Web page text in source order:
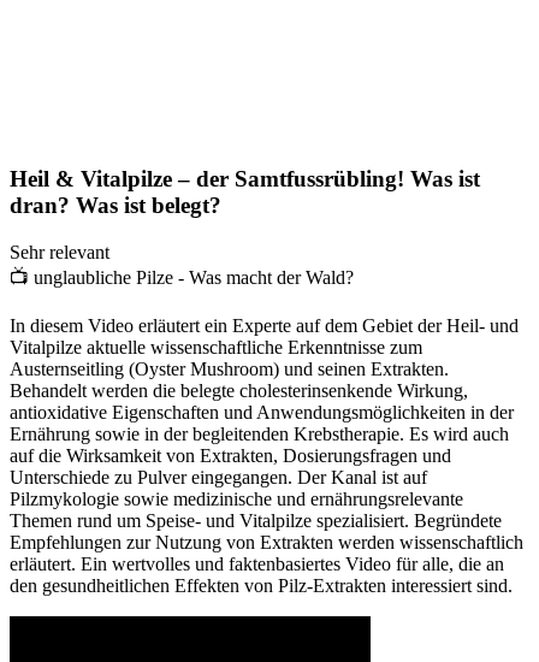
Heil & Vitalpilze – der Samtfussrübling! Was ist
dran? Was ist belegt?
Sehr relevant
📺 unglaubliche Pilze - Was macht der Wald?
In diesem Video erläutert ein Experte auf dem Gebiet der Heil- und
Vitalpilze aktuelle wissenschaftliche Erkenntnisse zum
Austernseitling (Oyster Mushroom) und seinen Extrakten.
Behandelt werden die belegte cholesterinsenkende Wirkung,
antioxidative Eigenschaften und Anwendungsmöglichkeiten in der
Ernährung sowie in der begleitenden Krebstherapie. Es wird auch
auf die Wirksamkeit von Extrakten, Dosierungsfragen und
Unterschiede zu Pulver eingegangen. Der Kanal ist auf
Pilzmykologie sowie medizinische und ernährungsrelevante
Themen rund um Speise- und Vitalpilze spezialisiert. Begründete
Empfehlungen zur Nutzung von Extrakten werden wissenschaftlich
erläutert. Ein wertvolles und faktenbasiertes Video für alle, die an
den gesundheitlichen Effekten von Pilz-Extrakten interessiert sind.